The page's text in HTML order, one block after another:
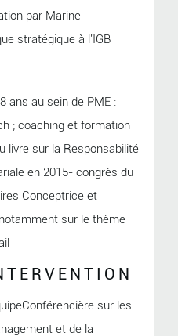
par Marine
stratégique à l'IGB
ans au sein de PME :
; coaching et formation
livre sur la Responsabilité
en 2015- congrès du
Conceptrice et
sur le thème
sur les
et de la